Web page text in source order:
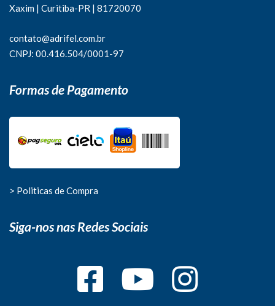
Xaxim | Curitiba-PR | 81720070
contato@adrifel.com.br
CNPJ: 00.416.504/0001-97
Formas de Pagamento
> Politicas de Compra
Siga-nos nas Redes Sociais